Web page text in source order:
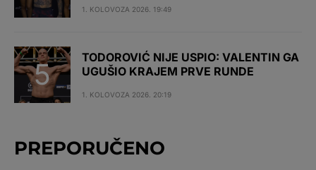
1. KOLOVOZA 2026. 19:49
TODOROVIĆ NIJE USPIO: VALENTIN GA
UGUŠIO KRAJEM PRVE RUNDE
1. KOLOVOZA 2026. 20:19
PREPORUČENO